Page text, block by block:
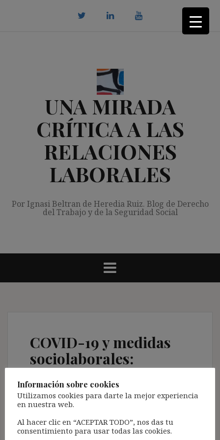
UNA MIRADA
CRÍTICA A LAS
RELACIONES
LABORALES
Por Ignasi Beltran de Heredia Ruiz. Blog de Derecho
del Trabajo y de la Seguridad Social
COVID-19 y medidas
sociolaborales:
«Refundición» RDLey 6
a 35/2020 y 2, 3, 8 y
11/2021 y Leyes 3 y
8/2020 y 2 y 3/2021
Información sobre cookies
Utilizamos cookies para darte la mejor experiencia
en nuestra web.
Al hacer clic en “ACEPTAR TODO”, nos das tu
consentimiento para usar todas las cookies.